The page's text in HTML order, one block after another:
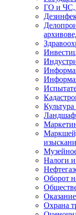
ГО и ЧС,
Налоги
Оборот
Охрана